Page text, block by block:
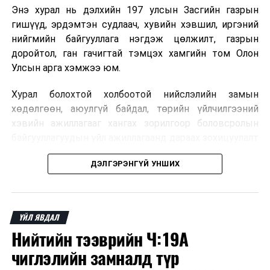
мэдээллийг тогтоосон хугацаанд нийтэд
мэдээлдэг болно.
Төлбөр нэмэгдүүлэх тохиолдолд тухайн
шийдвэрийн үндэслэл, зардлын бүтэц,
шаардлагыг ил тод танилцуулдаг болно.
Суралцагч сургууль шилжих, сургуулиас гарах
үед төлбөр буцаан олгох нөхцөл, журмыг
тодорхой мөрддөг болно.
санал авах ажиллагаа тогтмолжино.
Сургалтын төлбөртэй холбоотой маргаан, үл
Тушаал нь хувийн сургуулиудын үйл
ажиллагаанд шууд хязгаарлалт тогтоохгүй
бөгөөд сургалтын төлбөр тогтоох эрхэд
халдахгүй.
Энэ хурал нь дэлхийн 197 улсын Засгийн газрын
гишүүд, эрдэмтэн судлаач, хувийн хэвшил, иргэний
нийгмийн байгууллага нэгдэж цөлжилт, газрын
доройтол, ган гачигтай тэмцэх хамгийн том Олон
Улсын арга хэмжээ юм.
Хурал болохтой холбоотой нийслэлийн замын
хөдөлгөөн, аюулгүй байдал, төрийн үйлчилгээний
хэвийн ажиллагааг хангах зорилгоор боловсролын
хэрэгжүүлэхээр болжээ .
2026 оны 8 дугаар сарын 10–23-ны өдрүүдэд
E-Mongolia системээр бүртгэнэ.
Нэгдүгээр ангийн элсэлт
ДЭЛГЭРЭНГҮЙ УНШИХ
ҮЙЛ ЯВДАЛ
Нийтийн тээврийн Ч:19А
чиглэлийн замналд түр